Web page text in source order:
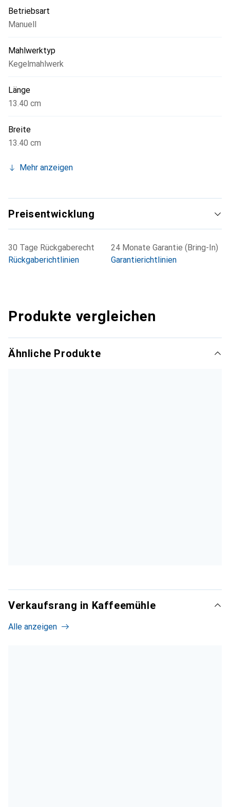
Betriebsart
Manuell
Mahlwerktyp
Kegelmahlwerk
Länge
13.40 cm
Breite
13.40 cm
Mehr anzeigen
Preisentwicklung
30 Tage Rückgaberecht
Rückgaberichtlinien
24 Monate Garantie (Bring-In)
Garantierichtlinien
Produkte vergleichen
Ähnliche Produkte
Verkaufsrang in Kaffeemühle
Alle anzeigen